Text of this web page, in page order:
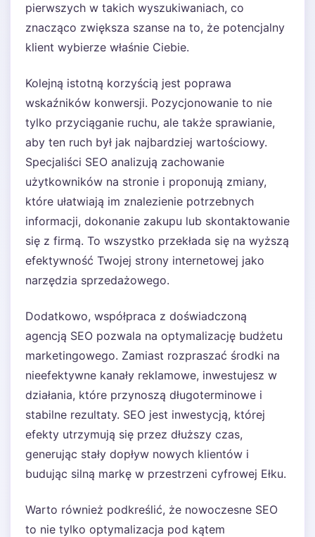
pierwszych w takich wyszukiwaniach, co
znacząco zwiększa szanse na to, że potencjalny
klient wybierze właśnie Ciebie.
Kolejną istotną korzyścią jest poprawa
wskaźników konwersji. Pozycjonowanie to nie
tylko przyciąganie ruchu, ale także sprawianie,
aby ten ruch był jak najbardziej wartościowy.
Specjaliści SEO analizują zachowanie
użytkowników na stronie i proponują zmiany,
które ułatwiają im znalezienie potrzebnych
informacji, dokonanie zakupu lub skontaktowanie
się z firmą. To wszystko przekłada się na wyższą
efektywność Twojej strony internetowej jako
narzędzia sprzedażowego.
Dodatkowo, współpraca z doświadczoną
agencją SEO pozwala na optymalizację budżetu
marketingowego. Zamiast rozpraszać środki na
nieefektywne kanały reklamowe, inwestujesz w
działania, które przynoszą długoterminowe i
stabilne rezultaty. SEO jest inwestycją, której
efekty utrzymują się przez dłuższy czas,
generując stały dopływ nowych klientów i
budując silną markę w przestrzeni cyfrowej Ełku.
Warto również podkreślić, że nowoczesne SEO
to nie tylko optymalizacja pod kątem